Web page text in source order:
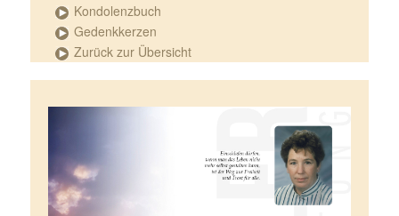
Kondolenzbuch
Gedenkkerzen
Zurück zur Übersicht